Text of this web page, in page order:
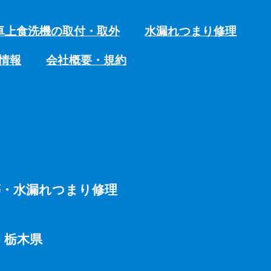
上食洗機の取付・取外 水漏れつまり修理
報 会社概要・規約
水漏れつまり修理
栃木県